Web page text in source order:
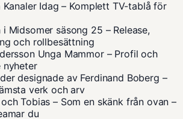
Kanaler Idag – Komplett TV-tablå för
i Midsomer säsong 25 – Release,
och rollbesättning
Unga Mammor – Profil och
nyheter
designade av Ferdinand Boberg –
verk och arv
Tobias – Som en skänk från ovan –
du